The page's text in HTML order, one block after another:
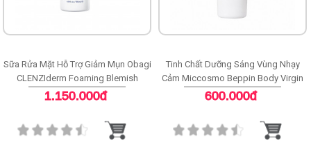
Sữa Rửa Mặt Hỗ Trợ Giảm Mụn Obagi
CLENZIderm Foaming Blemish
Cleanser
1.150.000đ
Tinh Chất Dưỡng Sáng Vùng Nhạy
Cảm Miccosmo Beppin Body Virgin
White Serum
600.000đ